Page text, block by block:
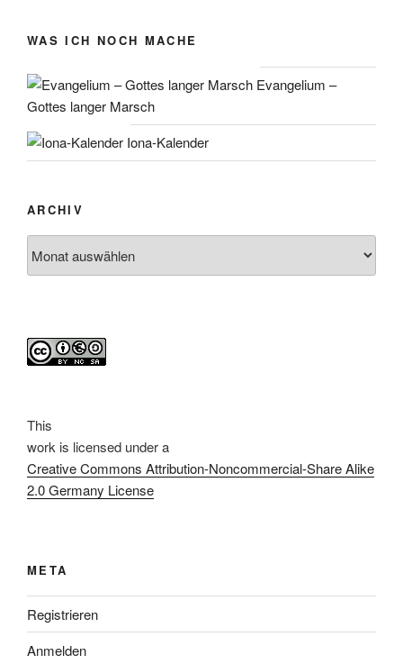
WAS ICH NOCH MACHE
Evangelium –
Gottes langer Marsch
Iona-Kalender
ARCHIV
This
work is licensed under a
Creative Commons Attribution-Noncommercial-Share Alike
2.0 Germany License
META
Registrieren
Anmelden